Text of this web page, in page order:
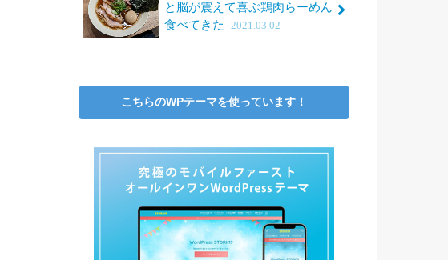
と脳が震えて喜ぶ鶏肉らーめん
食べてきた
2021.03.02
こちらのWPテーマを使っています！